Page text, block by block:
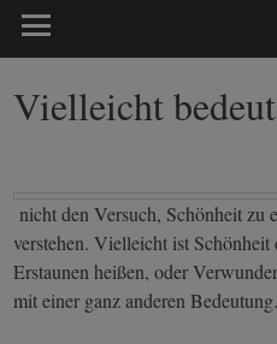
Vielleicht
nicht den Versuch, Schönheit zu
verstehen. Vielleicht ist Schönheit
Erstaunen heißen, oder
mit einer ganz anderen